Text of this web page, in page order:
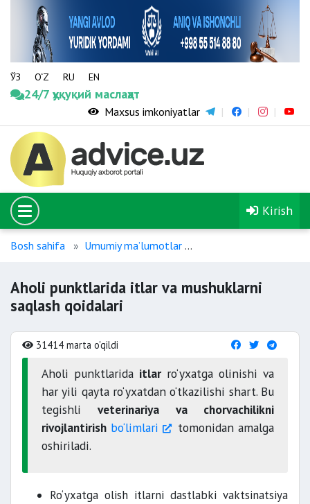
ЎЗ O‘Z RU EN
24/7 ҳуқуқий маслаҳат
Maxsus imkoniyatlar
Kirish
Bosh sahifa Umumiy maʼlumotlar
Aholi punktlarida itlar va mushuklarni
saqlash qoidalari
31414 marta o'qildi
Aholi punktlarida itlar ro‘yxatga olinishi va
har yili qayta ro‘yxatdan o‘tkazilishi shart. Bu
tegishliveterinariya va chorvachilikni
rivojlantirish bo‘limlari
tomonidan amalga
oshiriladi.
Ro‘yxatga olish itlarni dastlabki vaktsinatsiya